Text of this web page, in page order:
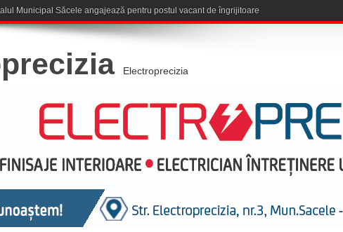
Acțiune a polițiștilor
Electroprecizia